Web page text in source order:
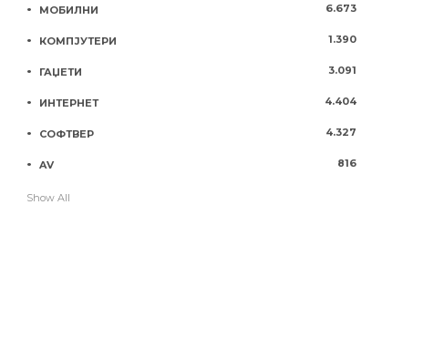
МОБИЛНИ 6.673
КОМПЈУТЕРИ 1.390
ГАЏЕТИ 3.091
ИНТЕРНЕТ 4.404
СОФТВЕР 4.327
AV 816
Show All